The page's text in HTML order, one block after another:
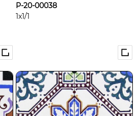
P-20-00038
1x1/1